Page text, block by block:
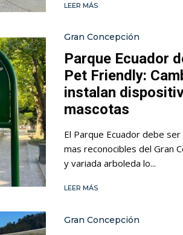
LEER MÁS
Gran Concepción
Parque Ecuador
Pet Friendly:
instalan
mascotas
El Parque Ecuador debe
mas reconocibles del Gran
y variada arboleda lo...
LEER MÁS
Gran Concepción